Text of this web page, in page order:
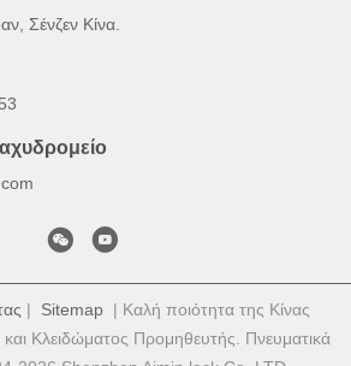
Σένζεν Κίνα.
| Sitemap | Καλή ποιότητα της Κίνας
Κλειδώματος Προμηθευτής. Πνευματικά